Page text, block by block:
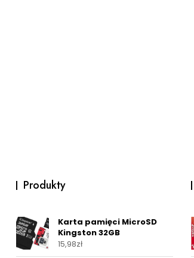
Produkty
Karta pamięci MicroSD
Kingston 32GB
15,98zł